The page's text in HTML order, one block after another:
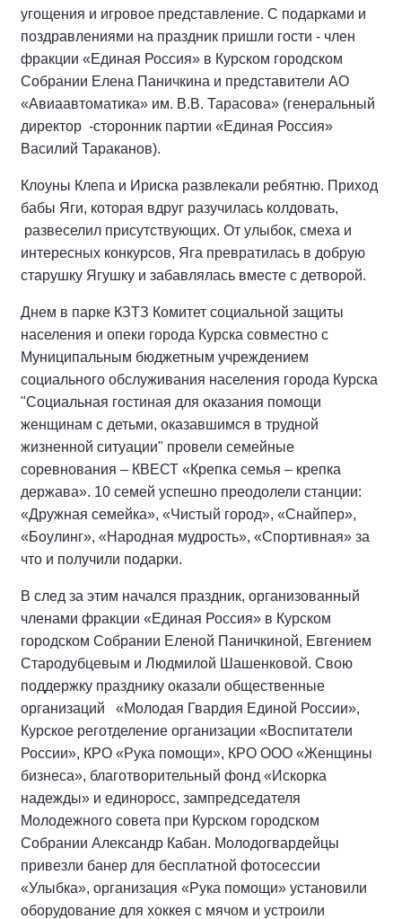
угощения и игровое представление. С подарками и
поздравлениями на праздник пришли гости - член
фракции «Единая Россия» в Курском городском
Собрании Елена Паничкина и представители АО
«Авиаавтоматика» им. В.В. Тарасова» (генеральный
директор -сторонник партии «Единая Россия»
Василий Тараканов).
Клоуны Клепа и Ириска развлекали ребятню. Приход
бабы Яги, которая вдруг разучилась колдовать,
развеселил присутствующих. От улыбок, смеха и
интересных конкурсов, Яга превратилась в добрую
старушку Ягушку и забавлялась вместе с детворой.
Днем в парке КЗТЗ Комитет социальной защиты
населения и опеки города Курска совместно с
Муниципальным бюджетным учреждением
социального обслуживания населения города Курска
"Социальная гостиная для оказания помощи
женщинам с детьми, оказавшимся в трудной
жизненной ситуации" провели семейные
соревнования – КВЕСТ «Крепка семья – крепка
держава». 10 семей успешно преодолели станции:
«Дружная семейка», «Чистый город», «Снайпер»,
«Боулинг», «Народная мудрость», «Спортивная» за
что и получили подарки.
В след за этим начался праздник, организованный
членами фракции «Единая Россия» в Курском
городском Собрании Еленой Паничкиной, Евгением
Стародубцевым и Людмилой Шашенковой. Свою
поддержку празднику оказали общественные
организаций «Молодая Гвардия Единой России»,
Курское реготделение организации «Воспитатели
России», КРО «Рука помощи», КРО ООО «Женщины
бизнеса», благотворительный фонд «Искорка
надежды» и единоросс, зампредседателя
Молодежного совета при Курском городском
Собрании Александр Кабан. Молодогвардейцы
привезли банер для бесплатной фотосессии
«Улыбка», организация «Рука помощи» установили
оборудование для хоккея с мячом и устроили